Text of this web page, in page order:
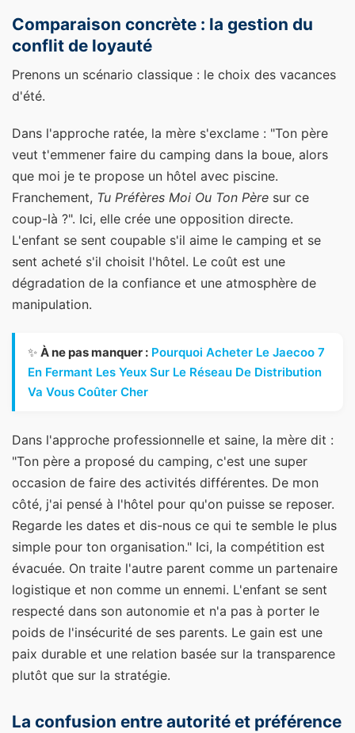
Comparaison concrète : la gestion du
conflit de loyauté
Prenons un scénario classique : le choix des vacances
d'été.
Dans l'approche ratée, la mère s'exclame : "Ton père
veut t'emmener faire du camping dans la boue, alors
que moi je te propose un hôtel avec piscine.
Franchement, Tu Préfères Moi Ou Ton Père sur ce
coup-là ?". Ici, elle crée une opposition directe.
L'enfant se sent coupable s'il aime le camping et se
sent acheté s'il choisit l'hôtel. Le coût est une
dégradation de la confiance et une atmosphère de
manipulation.
✨ À ne pas manquer : Pourquoi Acheter Le Jaecoo 7
En Fermant Les Yeux Sur Le Réseau De Distribution
Va Vous Coûter Cher
Dans l'approche professionnelle et saine, la mère dit :
"Ton père a proposé du camping, c'est une super
occasion de faire des activités différentes. De mon
côté, j'ai pensé à l'hôtel pour qu'on puisse se reposer.
Regarde les dates et dis-nous ce qui te semble le plus
simple pour ton organisation." Ici, la compétition est
évacuée. On traite l'autre parent comme un partenaire
logistique et non comme un ennemi. L'enfant se sent
respecté dans son autonomie et n'a pas à porter le
poids de l'insécurité de ses parents. Le gain est une
paix durable et une relation basée sur la transparence
plutôt que sur la stratégie.
La confusion entre autorité et préférence